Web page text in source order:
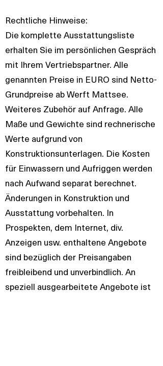
Rechtliche Hinweise:
Die komplette Ausstattungsliste
erhalten Sie im persönlichen Gespräch
mit Ihrem Vertriebspartner. Alle
genannten Preise in EURO sind Netto-
Grundpreise ab Werft Mattsee.
Weiteres Zubehör auf Anfrage. Alle
Maße und Gewichte sind rechnerische
Werte aufgrund von
Konstruktionsunterlagen. Die Kosten
für Einwassern und Aufriggen werden
nach Aufwand separat berechnet.
Änderungen in Konstruktion und
Ausstattung vorbehalten. In
Prospekten, dem Internet, div.
Anzeigen usw. enthaltene Angebote
sind bezüglich der Preisangaben
freibleibend und unverbindlich. An
speziell ausgearbeitete Angebote ist